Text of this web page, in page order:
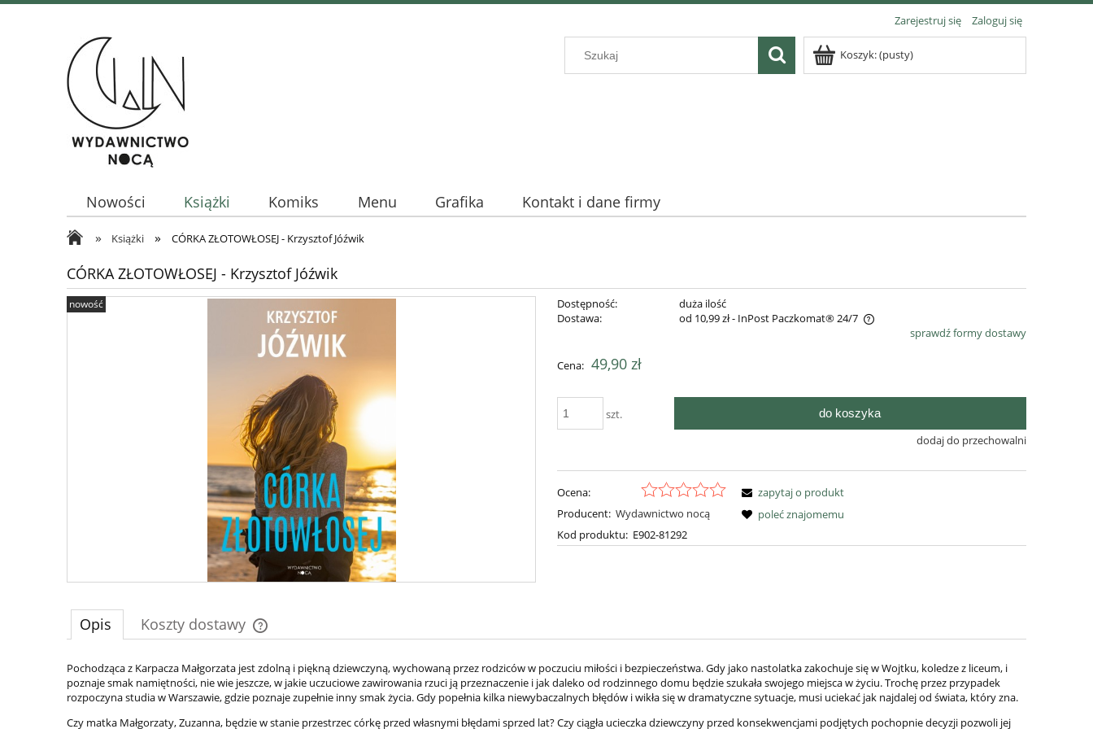
Zarejestruj się Zaloguj się
Koszyk:(pusty)
Nowości Książki Komiks Menu Grafika Kontakt i dane firmy
» Książki » CÓRKA ZŁOTOWŁOSEJ - Krzysztof Jóźwik
CÓRKA ZŁOTOWŁOSEJ - Krzysztof Jóźwik
nowość Dostępność:
duża ilość
Dostawa:
od 10,99 zł- InPost Paczkomat® 24/7
sprawdź formy dostawy
Cena: 49,90 zł
szt. do koszyka
dodaj do przechowalni
Ocena:
Producent: Wydawnictwo nocą
Kod produktu: E902-81292
zapytaj o produkt
poleć znajomemu
Opis Koszty dostawy
Cena nie zawiera ewentualnych kosztów
płatności
Pochodząca z Karpacza Małgorzata jest zdolną i piękną dziewczyną, wychowaną przez rodziców w poczuciu miłości i bezpieczeństwa. Gdy jako nastolatka zakochuje się w Wojtku, koledze z liceum, i
poznaje smak namiętności, nie wie jeszcze, w jakie uczuciowe zawirowania rzuci ją przeznaczenie i jak daleko od rodzinnego domu będzie szukała swojego miejsca w życiu. Trochę przez przypadek
rozpoczyna studia w Warszawie, gdzie poznaje zupełnie inny smak życia. Gdy popełnia kilka niewybaczalnych błędów i wikła się w dramatyczne sytuacje, musi uciekać jak najdalej od świata, który zna.
Czy matka Małgorzaty, Zuzanna, będzie w stanie przestrzec córkę przed własnymi błędami sprzed lat? Czy ciągła ucieczka dziewczyny przed konsekwencjami podjętych pochopnie decyzji pozwoli jej